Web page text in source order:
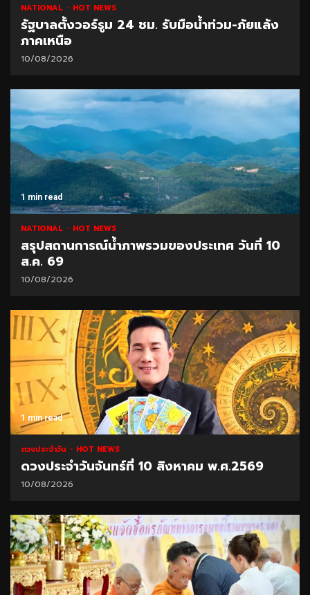
NATIONAL HOT NEWS
รัฐบาลตั้งวอร์รูม 24 ชม. รับมือน้ำท่วม-ภัยแล้ง
ภาคเหนือ
10/08/2026
1 min read
NATIONAL HOT NEWS
สรุปสถานการณ์น้ำภาพรวมของประเทศ วันที่ 10
ส.ค. 69
10/08/2026
1 min read
ดวงประจำวัน HOT NEWS
ดวงประจำวันจันทร์ที่ 10 สิงหาคม พ.ศ.2569
10/08/2026